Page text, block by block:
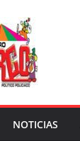
NOTICIAS